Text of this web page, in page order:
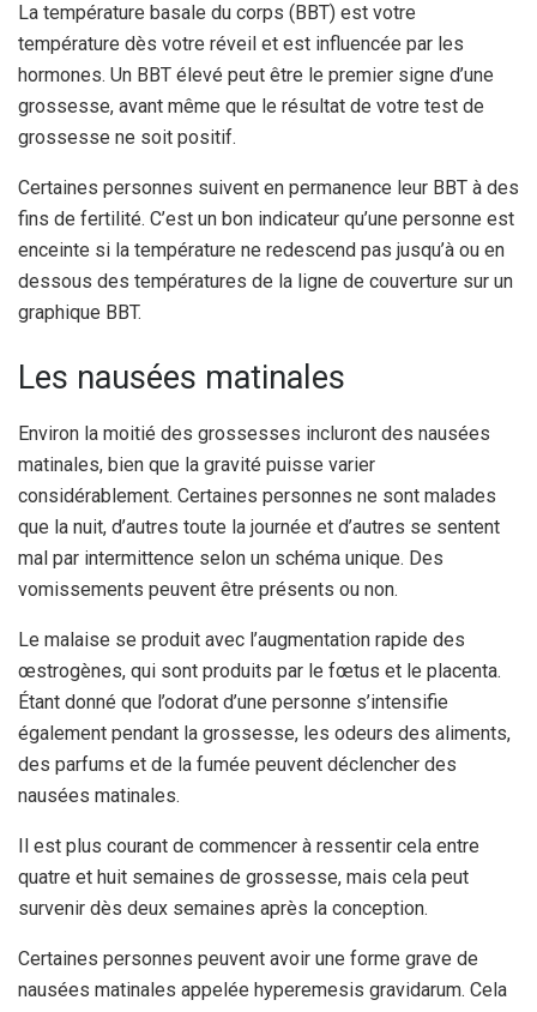
La température basale du corps (BBT) est votre
température dès votre réveil et est influencée par les
hormones. Un BBT élevé peut être le premier signe d’une
grossesse, avant même que le résultat de votre test de
grossesse ne soit positif.
Certaines personnes suivent en permanence leur BBT à des
fins de fertilité. C’est un bon indicateur qu’une personne est
enceinte si la température ne redescend pas jusqu’à ou en
dessous des températures de la ligne de couverture sur un
graphique BBT.
Les nausées matinales
Environ la moitié des grossesses incluront des nausées
matinales, bien que la gravité puisse varier
considérablement. Certaines personnes ne sont malades
que la nuit, d’autres toute la journée et d’autres se sentent
mal par intermittence selon un schéma unique. Des
vomissements peuvent être présents ou non.
Le malaise se produit avec l’augmentation rapide des
œstrogènes, qui sont produits par le fœtus et le placenta.
Étant donné que l’odorat d’une personne s’intensifie
également pendant la grossesse, les odeurs des aliments,
des parfums et de la fumée peuvent déclencher des
nausées matinales.
Il est plus courant de commencer à ressentir cela entre
quatre et huit semaines de grossesse, mais cela peut
survenir dès deux semaines après la conception.
Certaines personnes peuvent avoir une forme grave de
nausées matinales appelée hyperemesis gravidarum. Cela